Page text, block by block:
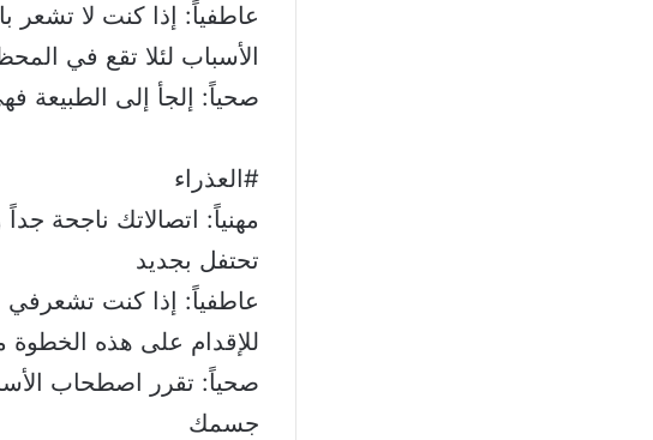
عاطفياً: إذا كنت لا تشعر
الأسباب لئلا تقع في
صحياً: إلجأ إلى الطبيعة
#العذراء
مهنياً: اتصالاتك ناجحة
تحتفل بجديد
عاطفياً: إذا كنت تشعرفي
للإقدام على هذه الخطوة
صحياً: تقرر اصطحاب
جسمك